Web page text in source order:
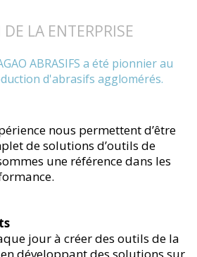
LA ENTERPRISE
ABRASIFS a été pionnier au
d'abrasifs agglomérés.
nous permettent d’être
de solutions d’outils de
une référence dans les
jour à créer des outils de la
développant des solutions sur